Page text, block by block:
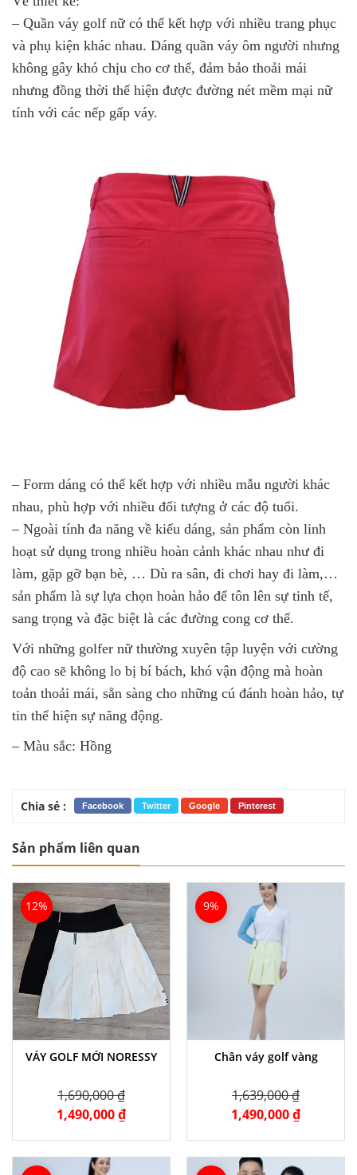
– Quần váy golf nữ có thể kết hợp với nhiều trang phục
và phụ kiện khác nhau. Dáng quần váy ôm người nhưng
không gây khó chịu cho cơ thể, đảm bảo thoải mái
nhưng đồng thời thể hiện được đường nét mềm mại nữ
tính với các nếp gấp váy.
– Form dáng có thể kết hợp với nhiều mẫu người khác
nhau, phù hợp với nhiều đối tượng ở các độ tuổi.
– Ngoài tính đa năng về kiểu dáng, sản phẩm còn linh
hoạt sử dụng trong nhiều hoàn cảnh khác nhau như đi
làm, gặp gỡ bạn bè, … Dù ra sân, đi chơi hay đi làm,…
sản phẩm là sự lựa chọn hoàn hảo để tôn lên sự tinh tế,
sang trọng và đặc biệt là các đường cong cơ thể.
Với những golfer nữ thường xuyên tập luyện với cường
độ cao sẽ không lo bị bí bách, khó vận động mà hoàn
toản thoải mái, sẵn sàng cho những cú đánh hoàn hảo, tự
tin thể hiện sự năng động.
– Màu sắc: Hồng
Chia sẻ : Facebook Twitter Google Pinterest
Sản phẩm liên quan
12%
VÁY GOLF MỚI NORESSY
1,690,000 ₫
1,490,000 ₫
9%
Chân váy golf vàng
1,639,000 ₫
1,490,000 ₫